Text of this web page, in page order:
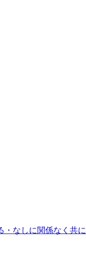
しに関係なく共